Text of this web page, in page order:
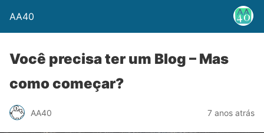
AA40
Você precisa ter um Blog – Mas
como começar?
AA40 7 anos atrás